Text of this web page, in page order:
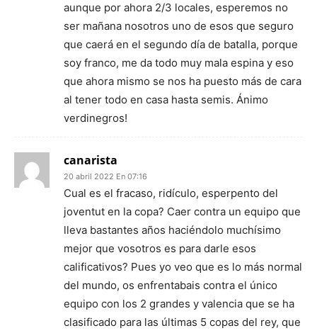
aunque por ahora 2/3 locales, esperemos no
ser mañana nosotros uno de esos que seguro
que caerá en el segundo día de batalla, porque
soy franco, me da todo muy mala espina y eso
que ahora mismo se nos ha puesto más de cara
al tener todo en casa hasta semis. Ánimo
verdinegros!
canarista
20 abril 2022 En 07:16
Cual es el fracaso, ridículo, esperpento del
joventut en la copa? Caer contra un equipo que
lleva bastantes años haciéndolo muchísimo
mejor que vosotros es para darle esos
calificativos? Pues yo veo que es lo más normal
del mundo, os enfrentabais contra el único
equipo con los 2 grandes y valencia que se ha
clasificado para las últimas 5 copas del rey, que